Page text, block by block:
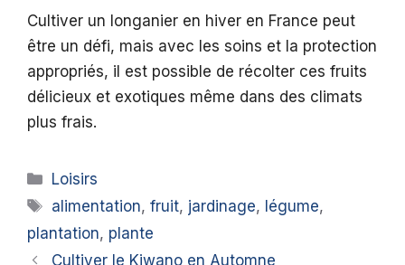
Cultiver un longanier en hiver en France peut
être un défi, mais avec les soins et la protection
appropriés, il est possible de récolter ces fruits
délicieux et exotiques même dans des climats
plus frais.
Catégories
Loisirs
Étiquettes
alimentation,fruit, jardinage, légume,
plantation, plante
Cultiver le Kiwano en Automne